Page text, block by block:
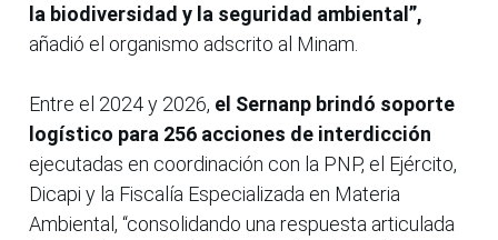
la biodiversidad y la seguridad ambiental”,
añadió el organismo adscrito al Minam.
Entre el 2024 y 2026, el Sernanp brindó soporte
logístico para 256 acciones de interdicción
ejecutadas en coordinación con la PNP, el Ejército,
Dicapi y la Fiscalía Especializada en Materia
Ambiental, “consolidando una respuesta articulada